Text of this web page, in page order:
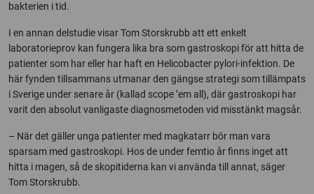
bakterien i tid.
I en annan delstudie visar Tom Storskrubb att ett enkelt
laboratorieprov kan fungera lika bra som gastroskopi för att hitta de
patienter som har eller har haft en Helicobacter pylori-infektion. De
här fynden tillsammans utmanar den gängse strategi som tillämpats
i Sverige under senare år (kallad scope ’em all), där gastroskopi har
varit den absolut vanligaste diagnosmetoden vid misstänkt magsår.
– När det gäller unga patienter med magkatarr bör man vara
sparsam med gastroskopi. Hos de under femtio år finns inget att
hitta i magen, så de skopitiderna kan vi använda till annat, säger
Tom Storskrubb.